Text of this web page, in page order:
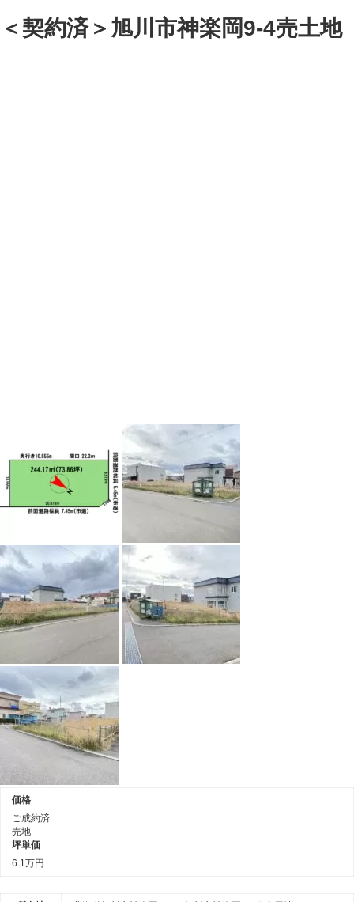
ン
ビ＜契約済＞旭川市神楽岡9-4売土地
価格
ご成約済
売地
坪単価
6.1万円